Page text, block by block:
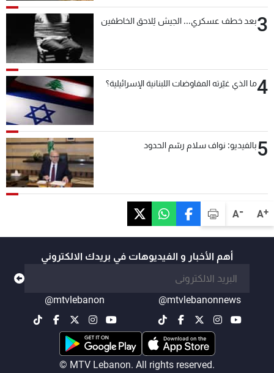
A+
A-
3بعد خطف عسكري... الجيش يُلاحق الخاطفين
4ما الذي غيّرته المفاوضات اللبنانية الإسرائيلية؟
5بالفيديو: نواف سلام رسّم الحدود
أهم الأخبار و الفيديوهات في بريدك الالكتروني
@mtvlebanonnews
@mtvlebanon
© MTV Lebanon. All rights reserved.